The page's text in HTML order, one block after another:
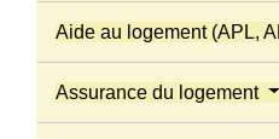
Aide au logement (APL,
Assurance du logement